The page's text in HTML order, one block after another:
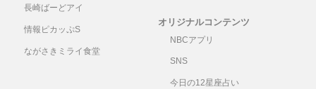
長崎ばーどアイ
情報ピカッぷS
ながさきミライ食堂
オリジナルコンテンツ
NBCアプリ
SNS
今日の12星座占い